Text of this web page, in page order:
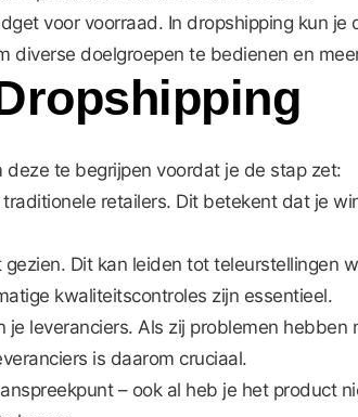
voor voorraad. In dropshipping kun je
doelgroepen te bedienen en
te begrijpen voordat je de stap zet:
retailers. Dit betekent dat je
Dit kan leiden tot teleurstellingen
kwaliteitscontroles zijn essentieel.
leveranciers. Als zij problemen hebben
is daarom cruciaal.
– ook al heb je het product